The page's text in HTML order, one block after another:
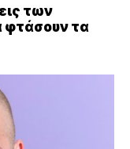
των
φτάσουν τα